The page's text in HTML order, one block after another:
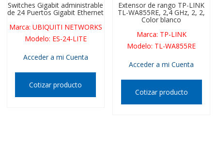
Switches Gigabit administrable
de 24 Puertos Gigabit Ethernet
Marca: UBIQUITI NETWORKS
Modelo: ES-24-LITE
Acceder a mi Cuenta
Cotizar producto
Extensor de rango TP-LINK
TL-WA855RE, 2,4 GHz, 2, 2,
Color blanco
Marca: TP-LINK
Modelo: TL-WA855RE
Acceder a mi Cuenta
Cotizar producto